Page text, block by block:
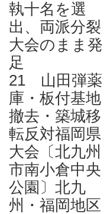
執十名を選
出、両派分裂
大会のまま発
足
21 山田弾薬
庫・板付基地
撤去・築城移
転反対福岡県
大会〔北九州
市南小倉中央
公園〕北九
州・福岡地区